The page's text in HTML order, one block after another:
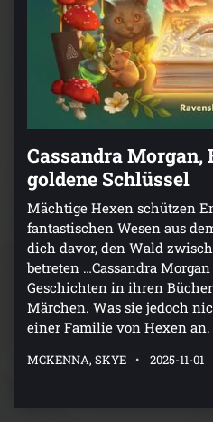
Cassandra Morgan,
goldene Schlüssel
Mächtige Hexen schützen
fantastischen Wesen aus
dich davor, den Wald
betreten …Cassandra
Geschichten in ihren
Märchen. Was sie jedoch
einer Familie von Hexen an.
MCKENNA, SKYE 2025-11-01